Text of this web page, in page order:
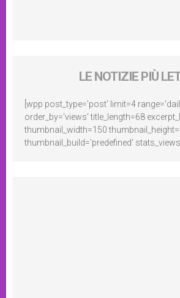
LE NOTIZIE PIÙ
[wpp post_type='post' limit=4
order_by='views' title_length=68
thumbnail_width=150
thumbnail_build='predefined'